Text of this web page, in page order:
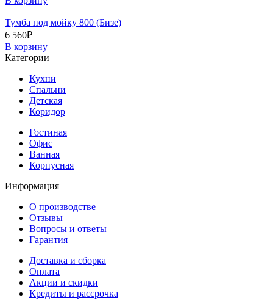
Тумба под мойку 800 (Бизе)
6 560₽
В корзину
Категории
Кухни
Спальни
Детская
Коридор
Гостиная
Офис
Ванная
Корпусная
Информация
О производстве
Отзывы
Вопросы и ответы
Гарантия
Доставка и сборка
Оплата
Акции и скидки
Кредиты и рассрочка